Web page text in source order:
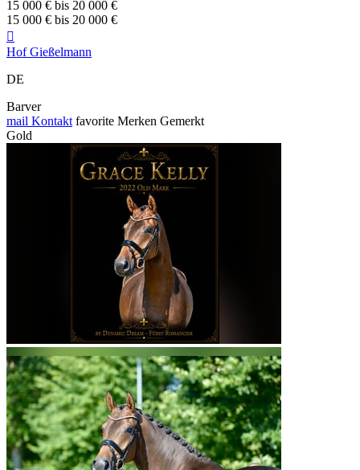
15 000 € bis 20 000 €
15 000 € bis 20 000 €

Hof Gießelmann
DE
Barver
mail Kontakt favorite Merken Gemerkt
Gold